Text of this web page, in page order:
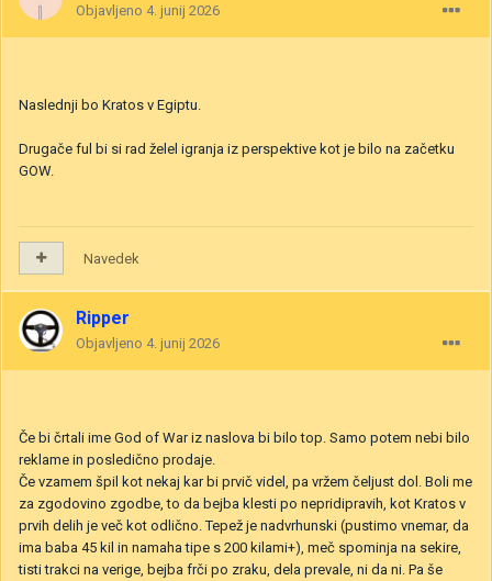
Objavljeno 4. junij 2026
Naslednji bo Kratos v Egiptu.
Drugače ful bi si rad želel igranja iz perspektive kot je bilo na začetku
GOW.
Navedek
Ripper
Objavljeno 4. junij 2026
Če bi črtali ime God of War iz naslova bi bilo top. Samo potem nebi bilo
reklame in posledično prodaje.
Če vzamem špil kot nekaj kar bi prvič videl, pa vržem čeljust dol. Boli me
za zgodovino zgodbe, to da bejba klesti po nepridipravih, kot Kratos v
prvih delih je več kot odlično. Tepež je nadvrhunski (pustimo vnemar, da
ima baba 45 kil in namaha tipe s 200 kilami+), meč spominja na sekire,
tisti trakci na verige, bejba frči po zraku, dela prevale, ni da ni. Pa še